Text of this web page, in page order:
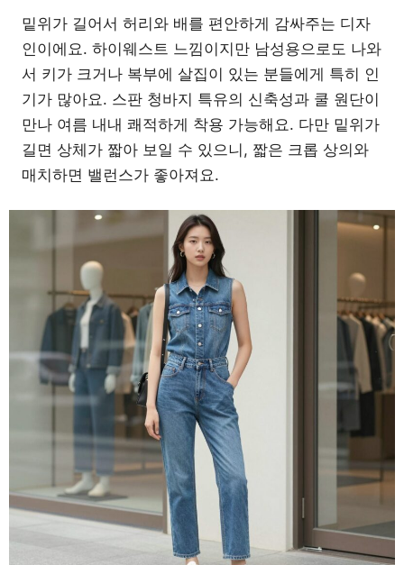
밑위가 길어서 허리와 배를 편안하게 감싸주는 디자
인이에요. 하이웨스트 느낌이지만 남성용으로도 나와
서 키가 크거나 복부에 살집이 있는 분들에게 특히 인
기가 많아요. 스판 청바지 특유의 신축성과 쿨 원단이
만나 여름 내내 쾌적하게 착용 가능해요. 다만 밑위가
길면 상체가 짧아 보일 수 있으니, 짧은 크롭 상의와
매치하면 밸런스가 좋아져요.